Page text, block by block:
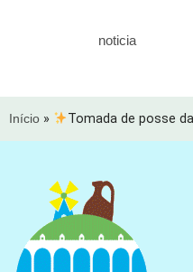
noticia
Início » Tomada de posse